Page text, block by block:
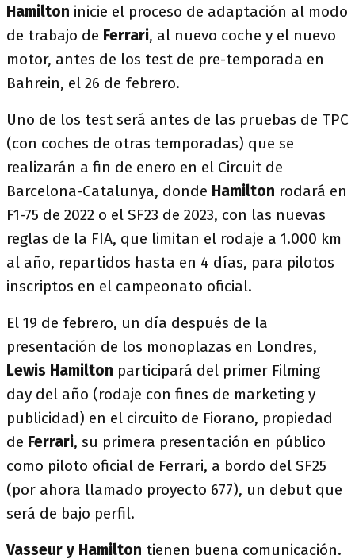
Hamilton inicie el proceso de adaptación al modo
de trabajo de Ferrari, al nuevo coche y el nuevo
motor, antes de los test de pre-temporada en
Bahrein, el 26 de febrero.
Uno de los test será antes de las pruebas de TPC
(con coches de otras temporadas) que se
realizarán a fin de enero en el Circuit de
Barcelona-Catalunya, donde Hamilton rodará en
F1-75 de 2022 o el SF23 de 2023, con las nuevas
reglas de la FIA, que limitan el rodaje a 1.000 km
al año, repartidos hasta en 4 días, para pilotos
inscriptos en el campeonato oficial.
El 19 de febrero, un día después de la
presentación de los monoplazas en Londres,
Lewis Hamilton participará del primer Filming
day del año (rodaje con fines de marketing y
publicidad) en el circuito de Fiorano, propiedad
de Ferrari, su primera presentación en público
como piloto oficial de Ferrari, a bordo del SF25
(por ahora llamado proyecto 677), un debut que
será de bajo perfil.
Vasseur y Hamilton tienen buena comunicación.